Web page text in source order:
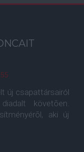
új csapattársairól
követõen.
aki új